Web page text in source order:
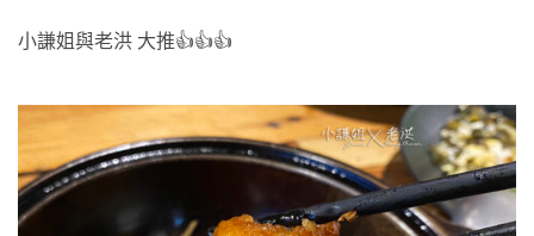
小謙姐與老洪 大推👍👍👍